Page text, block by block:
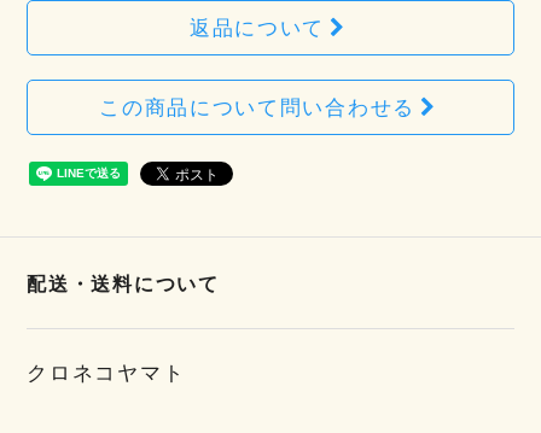
返品について
この商品について問い合わせる
配送・送料について
クロネコヤマト